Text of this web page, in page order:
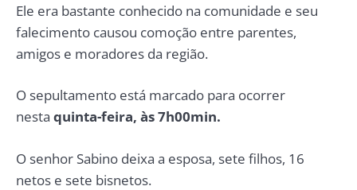
Ele era bastante conhecido na comunidade e seu
falecimento causou comoção entre parentes,
amigos e moradores da região.
O sepultamento está marcado para ocorrer
nesta quinta-feira, às 7h00min.
O senhor Sabino deixa a esposa, sete filhos, 16
netos e sete bisnetos.